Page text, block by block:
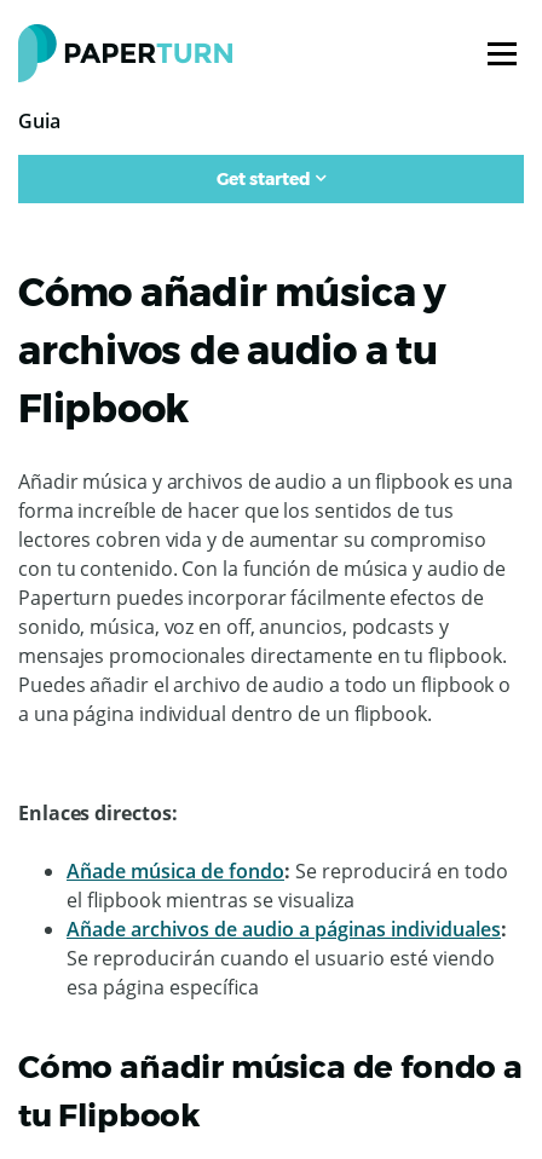
Guia
Get started
Cómo añadir música y
archivos de audio a tu
Flipbook
Añadir música y archivos de audio a un flipbook es una
forma increíble de hacer que los sentidos de tus
lectores cobren vida y de aumentar su compromiso
con tu contenido. Con la función de música y audio de
Paperturn puedes incorporar fácilmente efectos de
sonido, música, voz en off, anuncios, podcasts y
mensajes promocionales directamente en tu flipbook.
Puedes añadir el archivo de audio a todo un flipbook o
a una página individual dentro de un flipbook.
Enlaces directos:
Añade música de fondo: Se reproducirá en todo
el flipbook mientras se visualiza
Añade archivos de audio a páginas individuales:
Se reproducirán cuando el usuario esté viendo
esa página específica
Cómo añadir música de fondo a
tu Flipbook